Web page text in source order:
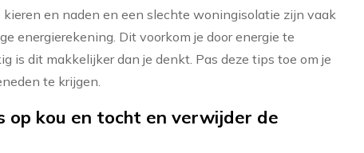
en naden en een slechte woningisolatie zijn vaak
energierekening. Dit voorkom je door energie te
is dit makkelijker dan je denkt. Pas deze tips toe om je
te krijgen.
op kou en tocht en verwijder de